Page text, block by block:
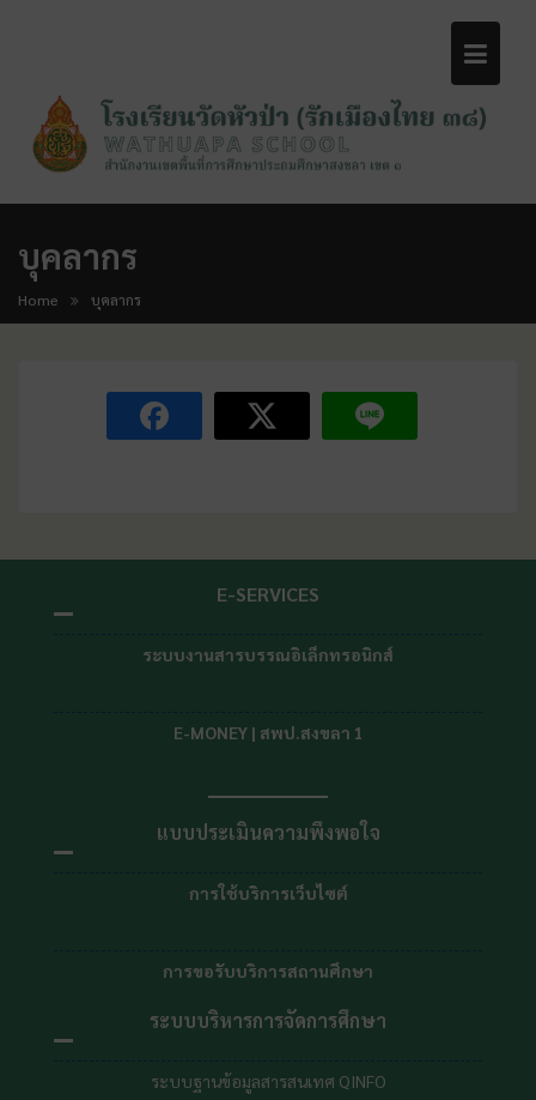
บุคลากร
Home บุคลากร
E-SERVICES
ระบบงานสารบรรณอิเล็กทรอนิกส์
E-MONEY | สพป.สงขลา 1
แบบประเมินความพึงพอใจ
การใช้บริการเว็บไซต์
การขอรับบริการสถานศึกษา
ระบบบริหารการจัดการศึกษา
ระบบฐานข้อมูลสารสนเทศ QINFO